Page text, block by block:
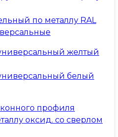
по металлу RAL
желтый
белый
профиля
оксид. со сверлом